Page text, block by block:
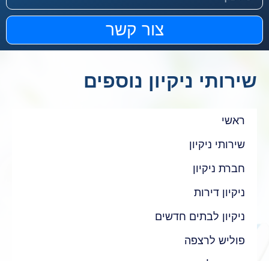
צור קשר
שירותי ניקיון נוספים
ראשי
שירותי ניקיון
חברת ניקיון
ניקיון דירות
ניקיון לבתים חדשים
פוליש לרצפה